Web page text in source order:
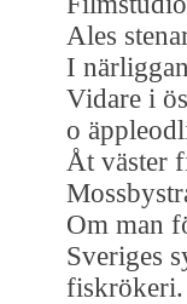
Ales
I
Vidare i
o
Åt väster
Om man
Sveriges
fiskrökeri.